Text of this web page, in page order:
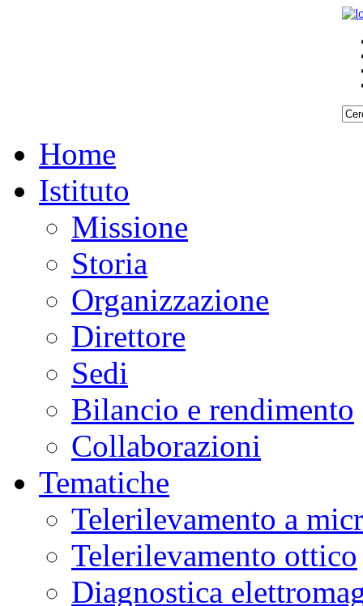
Home
Istituto
Missione
Storia
Organizzazione
Direttore
Sedi
Bilancio e rendimento
Collaborazioni
Tematiche
Telerilevamento a
Telerilevamento ottico
Diagnostica